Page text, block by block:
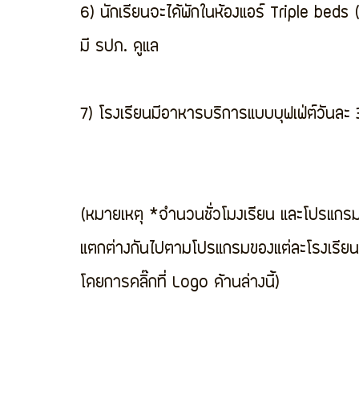
6) นักเรียนจะได้พักในห้องแอร์ Triple
มี รปภ. ดูแล
7) โรงเรียนมีอาหารบริการแบบบุฟเฟ่ต์วัน
(หมายเหตุ *จำนวนชั่วโมงเรียน และโปรแก
แตกต่างกันไปตามโปรแกรมของแต่ละโรงเรี
โดยการคลิ๊กที่ Logo ด้านล่างนี้)